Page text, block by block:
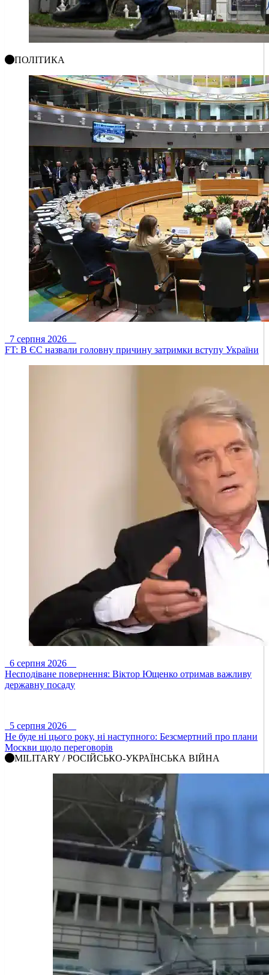
ПОЛІТИКА
7 серпня 2026
FT: В ЄС назвали головну причину затримки вступу України
6 серпня 2026
Несподіване повернення: Віктор Ющенко отримав важливу
державну посаду
5 серпня 2026
Не буде ні цього року, ні наступного: Безсмертний про плани
Москви щодо переговорів
MILITARY / РОСІЙСЬКО-УКРАЇНСЬКА ВІЙНА